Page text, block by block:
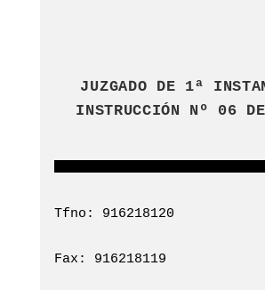
JUZGADO DE 1ª
INSTRUCCIÓN Nº 06
Tfno: 916218120
Fax: 916218119